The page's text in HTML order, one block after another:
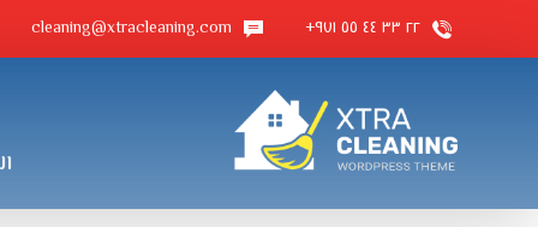
٢٢ ٣٣ ٤٤ ٥٥ ٩٧١+ cleaning@xtracleaning.com